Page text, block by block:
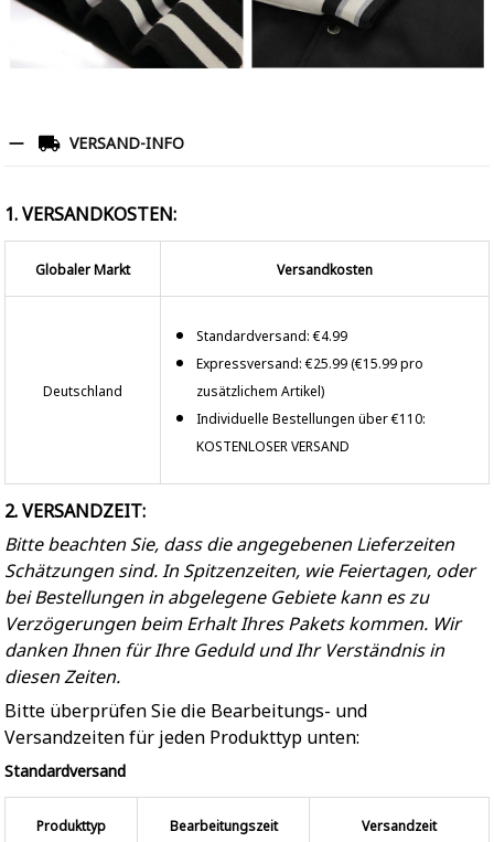
VERSAND-INFO
1. VERSANDKOSTEN:
Globaler Markt Versandkosten
Deutschland
Standardversand: €4.99
Expressversand: €25.99 (€15.99 pro
zusätzlichem Artikel)
Individuelle Bestellungen über €110:
KOSTENLOSER VERSAND
2. VERSANDZEIT:
Bitte beachten Sie, dass die angegebenen Lieferzeiten
Schätzungen sind. In Spitzenzeiten, wie Feiertagen, oder
bei Bestellungen in abgelegene Gebiete kann es zu
Verzögerungen beim Erhalt Ihres Pakets kommen. Wir
danken Ihnen für Ihre Geduld und Ihr Verständnis in
diesen Zeiten.
Bitte überprüfen Sie die Bearbeitungs- und
Versandzeiten für jeden Produkttyp unten:
Standardversand
Produkttyp Bearbeitungszeit Versandzeit